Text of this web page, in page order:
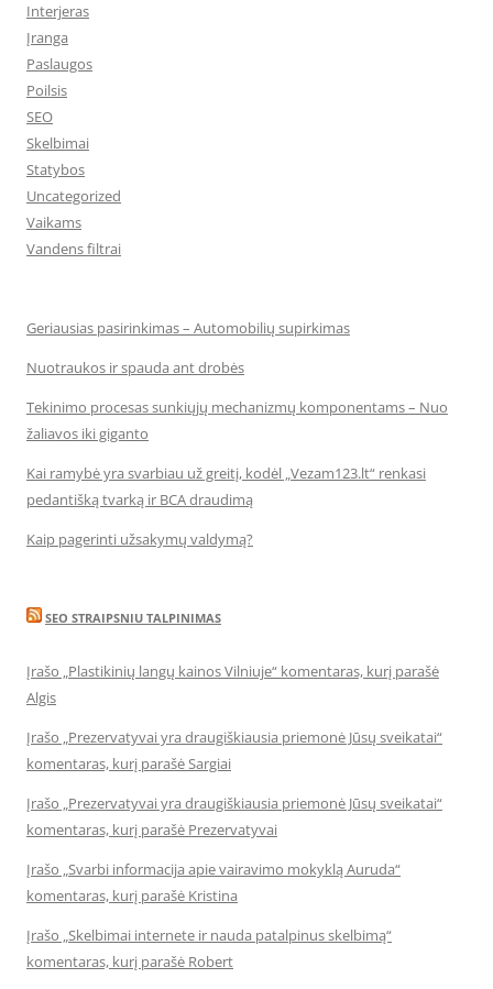
Interjeras
Įranga
Paslaugos
Poilsis
SEO
Skelbimai
Statybos
Uncategorized
Vaikams
Vandens filtrai
Geriausias pasirinkimas – Automobilių supirkimas
Nuotraukos ir spauda ant drobės
Tekinimo procesas sunkiųjų mechanizmų komponentams – Nuo
žaliavos iki giganto
Kai ramybė yra svarbiau už greitį, kodėl „Vezam123.lt“ renkasi
pedantišką tvarką ir BCA draudimą
Kaip pagerinti užsakymų valdymą?
SEO STRAIPSNIU TALPINIMAS
Įrašo „Plastikinių langų kainos Vilniuje“ komentaras, kurį parašė
Algis
Įrašo „Prezervatyvai yra draugiškiausia priemonė Jūsų sveikatai“
komentaras, kurį parašė Sargiai
Įrašo „Prezervatyvai yra draugiškiausia priemonė Jūsų sveikatai“
komentaras, kurį parašė Prezervatyvai
Įrašo „Svarbi informacija apie vairavimo mokyklą Auruda“
komentaras, kurį parašė Kristina
Įrašo „Skelbimai internete ir nauda patalpinus skelbimą“
komentaras, kurį parašė Robert